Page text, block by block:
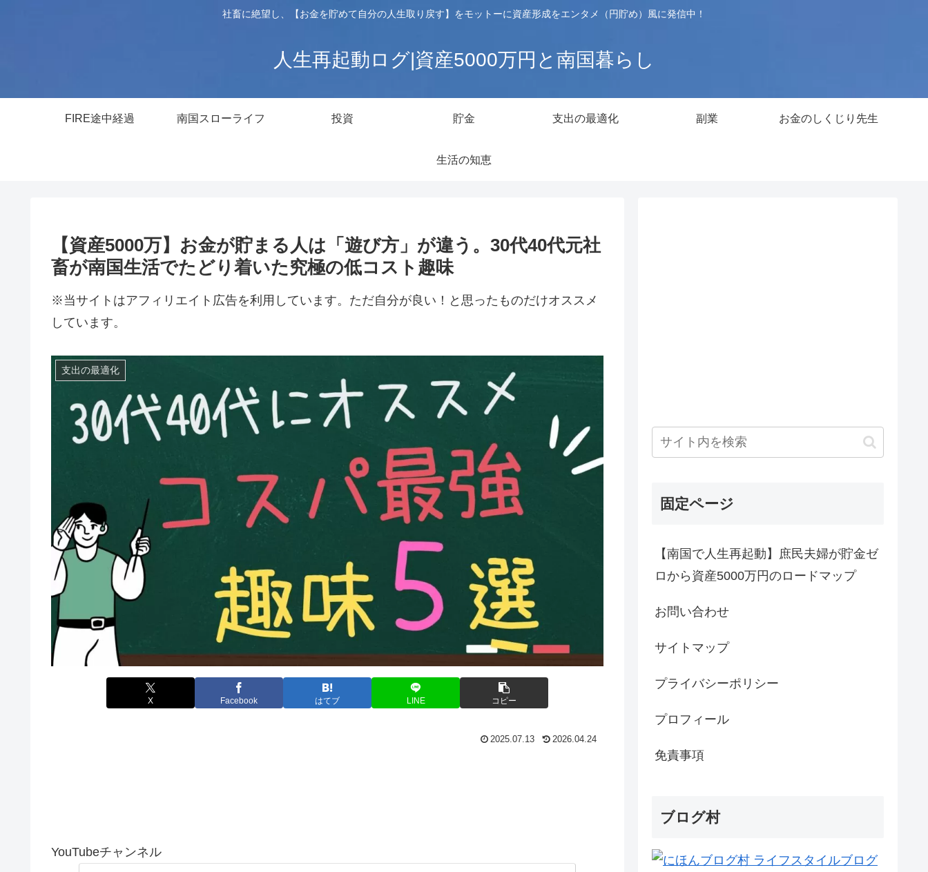
社畜に絶望し、【お金を貯めて自分の人生取り戻す】をモットーに資産形成をエンタメ（円貯め）風に発信中！
人生再起動ログ|資産5000万円と南国暮らし
FIRE途中経過 南国スローライフ 投資 貯金 支出の最適化 副業 お金のしくじり先生
生活の知恵
【資産5000万】お金が貯まる人は「遊び方」が違う。30代40代元社
畜が南国生活でたどり着いた究極の低コスト趣味
※当サイトはアフィリエイト広告を利用しています。ただ自分が良い！と思ったものだけオススメ
しています。
支出の最適化
X Facebook はてブ LINE コピー
2025.07.13 2026.04.24
YouTubeチャンネル
固定ページ
【南国で人生再起動】庶民夫婦が貯金ゼ
ロから資産5000万円のロードマップ
お問い合わせ
サイトマップ
プライバシーポリシー
プロフィール
免責事項
ブログ村